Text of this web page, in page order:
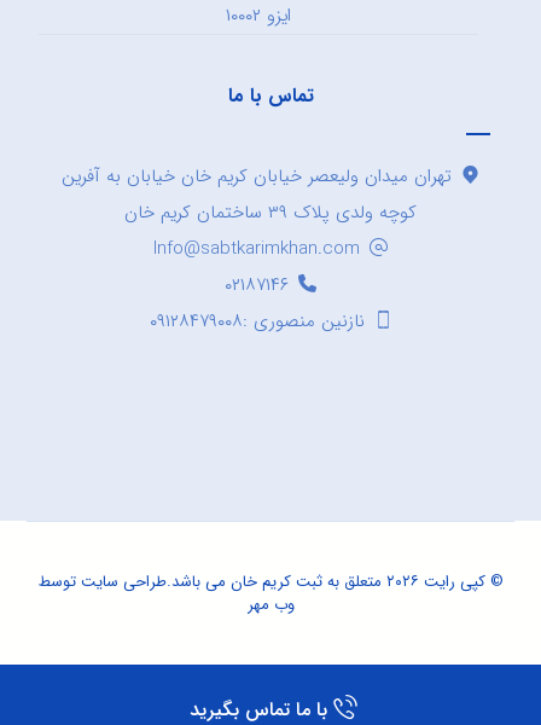
ایزو ۱۰۰۰۲
تماس با ما
تهران میدان ولیعصر خیابان کریم خان خیابان به آفرین
کوچه ولدی پلاک ۳۹ ساختمان کریم خان
Info@sabtkarimkhan.com
۰۲۱۸۷۱۴۶
نازنین منصوری :۰۹۱۲۸۴۷۹۰۰۸
© کپی رایت ۲۰۲۶ متعلق به ثبت کریم خان می باشد. طراحی سایتتوسط
وب مهر
با ما تماس بگیرید